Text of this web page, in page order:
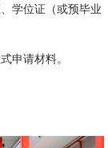
学位证（或预毕业
申请材料。